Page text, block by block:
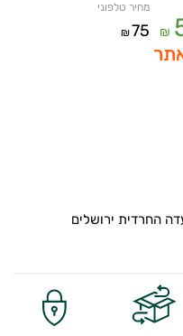
₪
מחיר טלפוני
75
₪
החרדית ירושלים